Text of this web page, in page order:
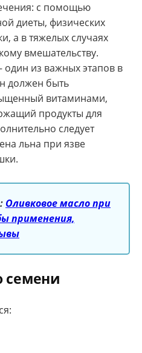
с помощью
диеты, физических
а в тяжелых случаях
вмешательству.
из важных этапов в
должен быть
витаминами,
продукты для
следует
льна при язве
Оливковое масло при
применения,
семени